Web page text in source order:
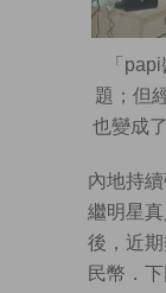
「
題；但
也變成
內地持
繼明星
後，近
民幣．